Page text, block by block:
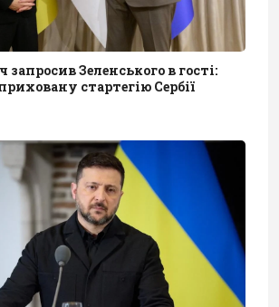
Зеленського в гості:
стартегію Сербії